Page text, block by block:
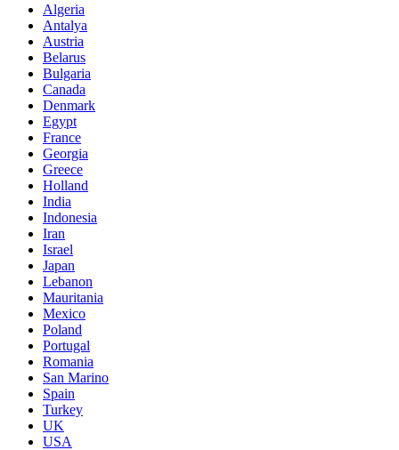
Algeria
Antalya
Austria
Belarus
Bulgaria
Canada
Denmark
Egypt
France
Georgia
Greece
Holland
India
Indonesia
Iran
Israel
Japan
Lebanon
Mauritania
Mexico
Poland
Portugal
Romania
San Marino
Spain
Turkey
UK
USA